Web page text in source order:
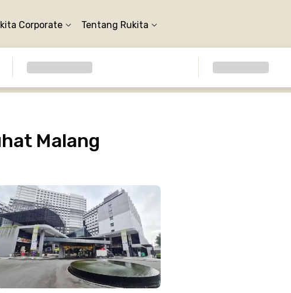
Corporate Tentang Rukita
Malang